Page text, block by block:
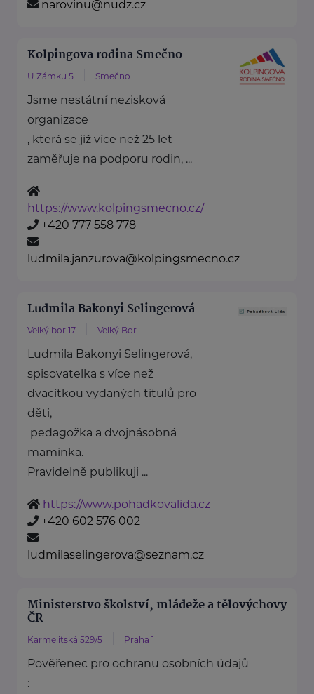
narovinu@nudz.cz
Kolpingova rodina Smečno
U Zámku 5 Smečno
Jsme nestátní nezisková
organizace
, která se již více než 25 let
zaměřuje na podporu rodin, ...
https://www.kolpingsmecno.cz/
+420 777 558 778
ludmila.janzurova@kolpingsmecno.cz
Ludmila Bakonyi Selingerová
Velký bor 17 Velký Bor
Ludmila Bakonyi Selingerová,
spisovatelka s více než
dvacítkou vydaných titulů pro
děti,
pedagožka a dvojnásobná
maminka.
Pravidelně publikuji ...
https://www.pohadkovalida.cz
+420 602 576 002
ludmilaselingerova@seznam.cz
Ministerstvo školství, mládeže a tělovýchovy
ČR
Karmelitská 529/5 Praha 1
Pověřenec pro ochranu osobních údajů
: